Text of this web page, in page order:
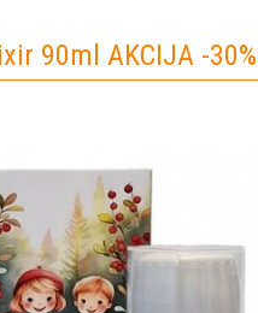
90ml AKCIJA -30%